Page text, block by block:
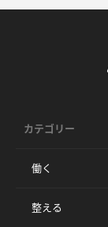
カテゴリー
働く
整える